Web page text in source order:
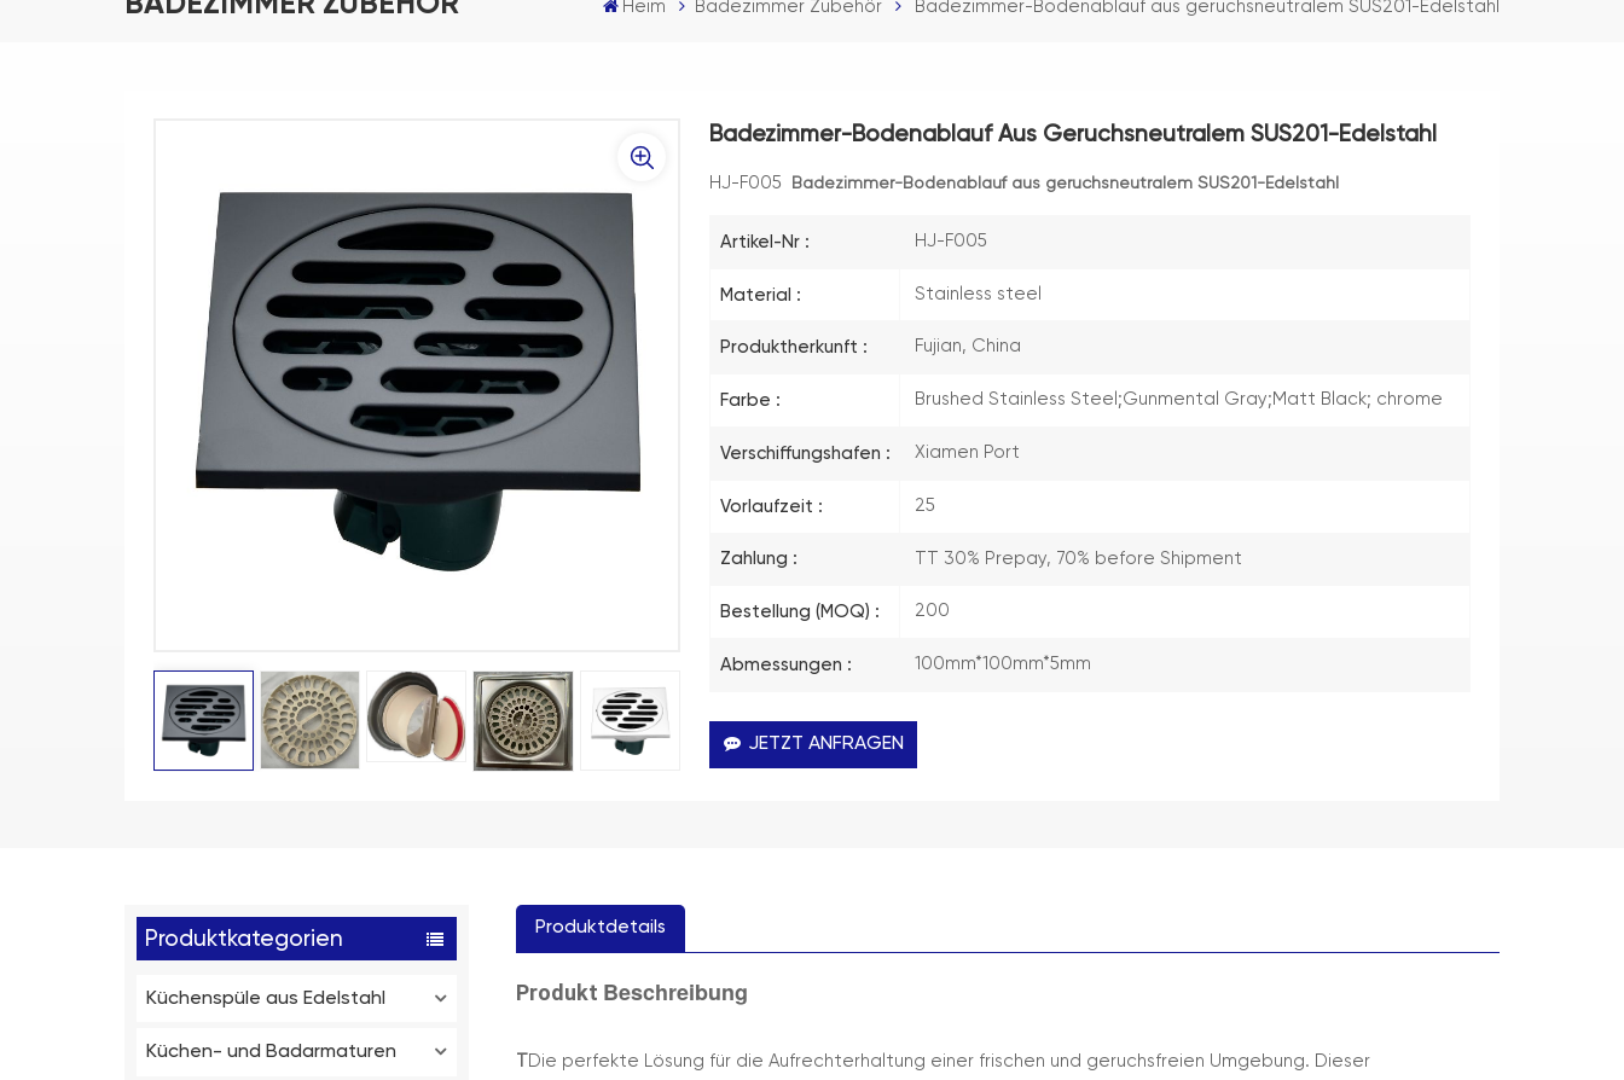
Heim Badezimmer Zubehör Badezimmer-Bodenablauf aus geruchsneutralem SUS201-Edelstahl
Badezimmer-Bodenablauf Aus Geruchsneutralem SUS201-Edelstahl
HJ-F005 Badezimmer-Bodenablauf aus geruchsneutralem SUS201-Edelstahl
Artikel-Nr : HJ-F005
Material : Stainless steel
Produktherkunft : Fujian, China
Farbe : Brushed Stainless Steel;Gunmental Gray;Matt Black; chrome
Verschiffungshafen : Xiamen Port
Vorlaufzeit : 25
Zahlung : TT 30% Prepay, 70% before Shipment
Bestellung (MOQ) : 200
Abmessungen : 100mm*100mm*5mm
JETZT ANFRAGEN
Produktkategorien
Küchenspüle aus Edelstahl
Küchen- und Badarmaturen
Produktdetails
Produkt Beschreibung
Die perfekte Lösung für die Aufrechterhaltung einer frischen und geruchsfreien Umgebung. Dieser